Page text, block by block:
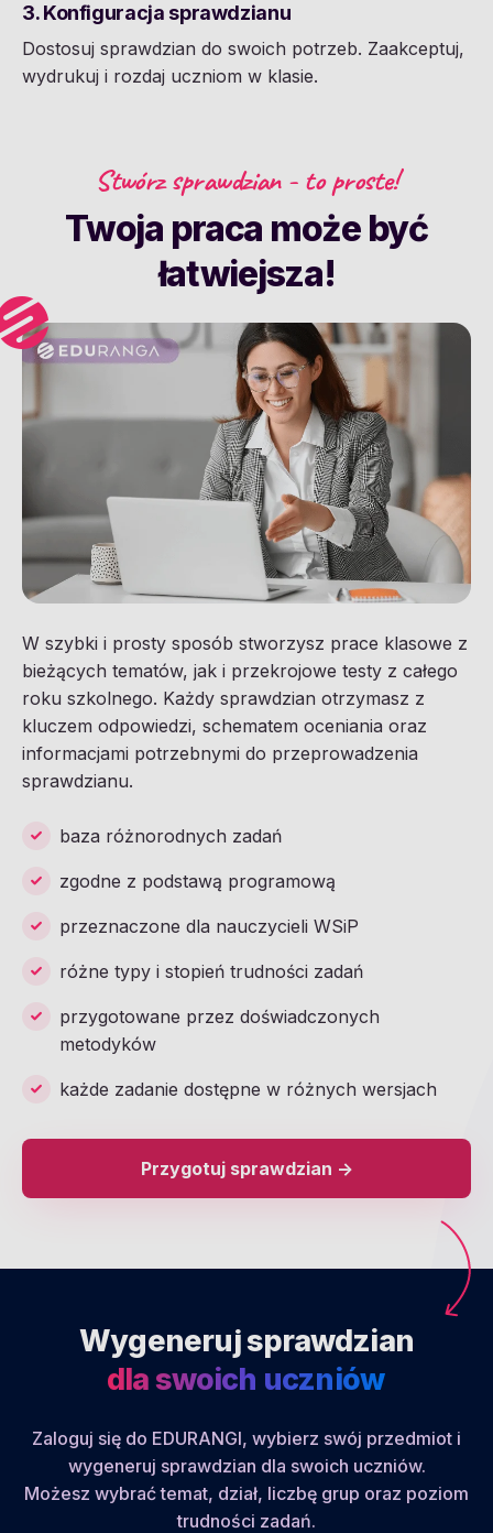
3. Konfiguracja sprawdzianu
Dostosuj sprawdzian do swoich potrzeb. Zaakceptuj,
wydrukuj i rozdaj uczniom w klasie.
Stwórz sprawdzian - to proste!
Twoja praca może być
łatwiejsza!
W szybki i prosty sposób stworzysz prace klasowe z
bieżących tematów, jak i przekrojowe testy z całego
roku szkolnego. Każdy sprawdzian otrzymasz z
kluczem odpowiedzi, schematem oceniania oraz
informacjami potrzebnymi do przeprowadzenia
sprawdzianu.
baza różnorodnych zadań
zgodne z podstawą programową
przeznaczone dla nauczycieli WSiP
różne typy i stopień trudności zadań
przygotowane przez doświadczonych
metodyków
każde zadanie dostępne w różnych wersjach
Przygotuj sprawdzian ->
Wygeneruj sprawdzian
dla swoich uczniów
Zaloguj się do EDURANGI, wybierz swój przedmiot i
wygeneruj sprawdzian dla swoich uczniów.
Możesz wybrać temat, dział, liczbę grup oraz poziom
trudności zadań.